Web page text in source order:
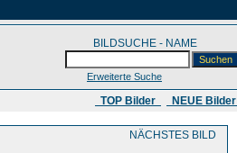
BILDSUCHE - NAME
Erweiterte Suche
​ TOP Bilder NEUE Bilder
NÄCHSTES BILD